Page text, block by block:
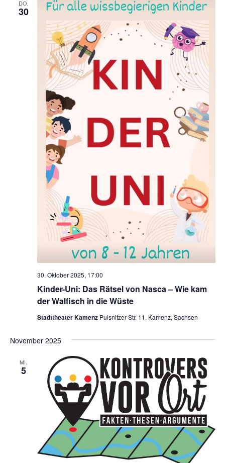
DO.
30
Kinder-Uni: Das Rätsel von Nasca – Wie kam
der Walfisch in die Wüste
30. Oktober 2025, 17:00
Stadttheater Kamenz Pulsnitzer Str. 11, Kamenz, Sachsen
November 2025
MI.
5